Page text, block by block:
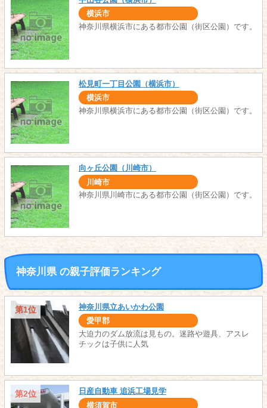
横浜市
神奈川県横浜市にある都市公園（街区公園）です。
松見町一丁目公園（横浜市）
横浜市
神奈川県横浜市にある都市公園（街区公園）です。
向ヶ丘公園（川崎市）
川崎市
神奈川県川崎市にある都市公園（街区公園）です。
神奈川県 の親子評価ランキング
第1位 神奈川県立あいかわ公園
愛甲郡
大迫力のダム放流は見もの。迷路や遊具、アスレ
チックは子供に人気
第2位 日産自動車 追浜工場見学
横須賀市